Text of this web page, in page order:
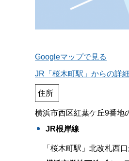
Googleマップで見る
JR「桜木町駅」からの詳
住所
横浜市西区紅葉ケ丘9番地
JR根岸線
「桜木町駅」北改札西口